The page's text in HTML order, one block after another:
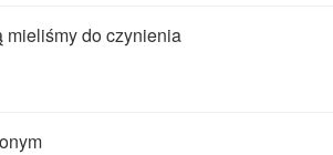
mieliśmy do czynienia